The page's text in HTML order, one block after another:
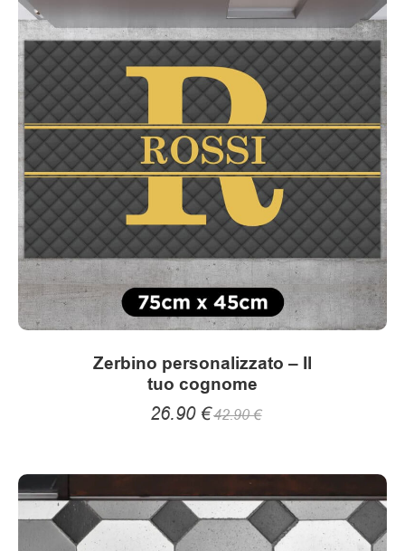
Zerbino personalizzato – Il
tuo cognome
26.90 €42.90€